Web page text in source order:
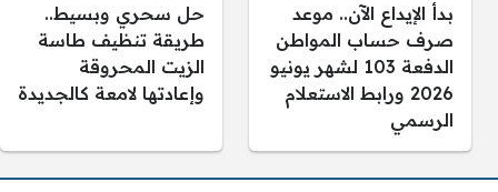
بدأ الإيداع الآن.. موعد
صرف حساب المواطن
الدفعة 103 لشهر يونيو
2026 ورابط الاستعلام
الرسمي
حل سحري وبسيط..
طريقة تنظيف طاسة
الزيت المحروقة
وإعادتها لامعة كالجديدة